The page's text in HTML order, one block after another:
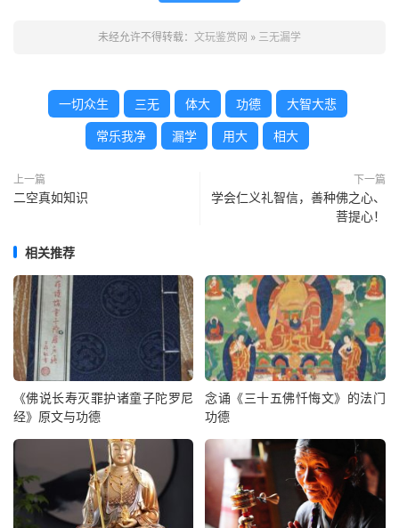
未经允许不得转载： 文玩鉴赏网 » 三无漏学
一切众生 三无 体大 功德 大智大悲
常乐我净 漏学 用大 相大
上一篇
二空真如知识
下一篇
学会仁义礼智信，善种佛之心、
菩提心！
相关推荐
《佛说长寿灭罪护诸童子陀罗尼
经》原文与功德
念诵《三十五佛忏悔文》的法门
功德